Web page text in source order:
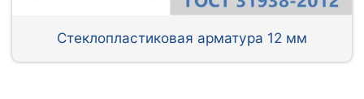
Стеклопластиковая арматура 12 мм